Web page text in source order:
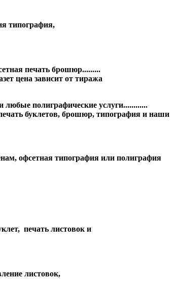
типография,
печать брошюр.........
цена зависит от тиража
любые полиграфические услуги............
буклетов, брошюр, типография и наши
офсетная типография или полиграфия
печать листовок и
листовок,